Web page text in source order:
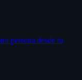
persona desde tu